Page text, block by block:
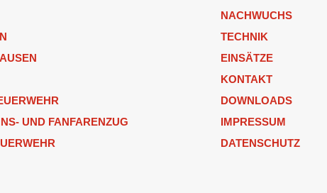
UND FANFARENZUG
NACHWUCHS
TECHNIK
EINSÄTZE
KONTAKT
DOWNLOADS
IMPRESSUM
DATENSCHUTZ